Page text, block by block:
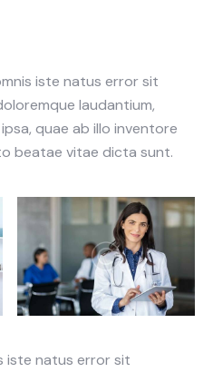
iste natus error sit
laudantium,
quae ab illo inventore
beatae vitae dicta sunt.
iste natus error sit